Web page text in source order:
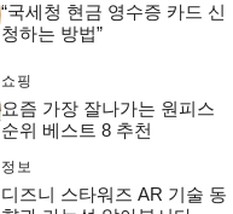
“국세청 현금 영수증 카드 신
청하는 방법”
쇼핑
요즘 가장 잘나가는 원피스
순위 베스트 8 추천
정보
디즈니 스타워즈 AR 기술 동